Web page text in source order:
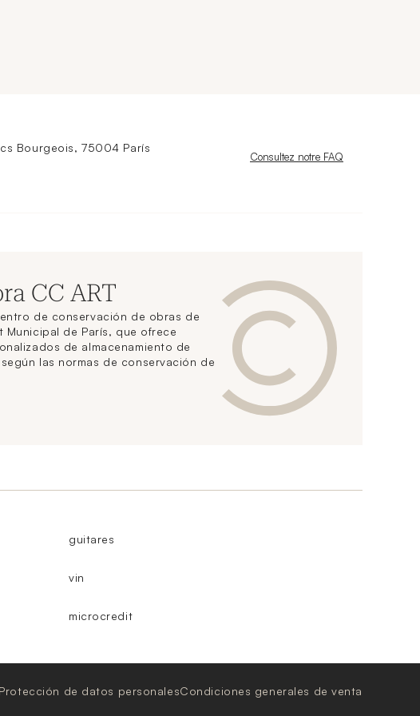
Bourgeois, 75004 París
Nouvelle fenêtre
Consultez notre FAQ
CC ART
de conservación de obras de
Municipal de París, que ofrece
de almacenamiento de
las normas de conservación de
guitares
vin
microcredit
Protección de datos personalesCondiciones generales de venta